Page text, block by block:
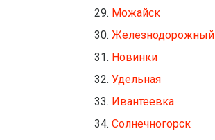
Можайск
Железнодорожный
Новинки
Удельная
Ивантеевка
Солнечногорск